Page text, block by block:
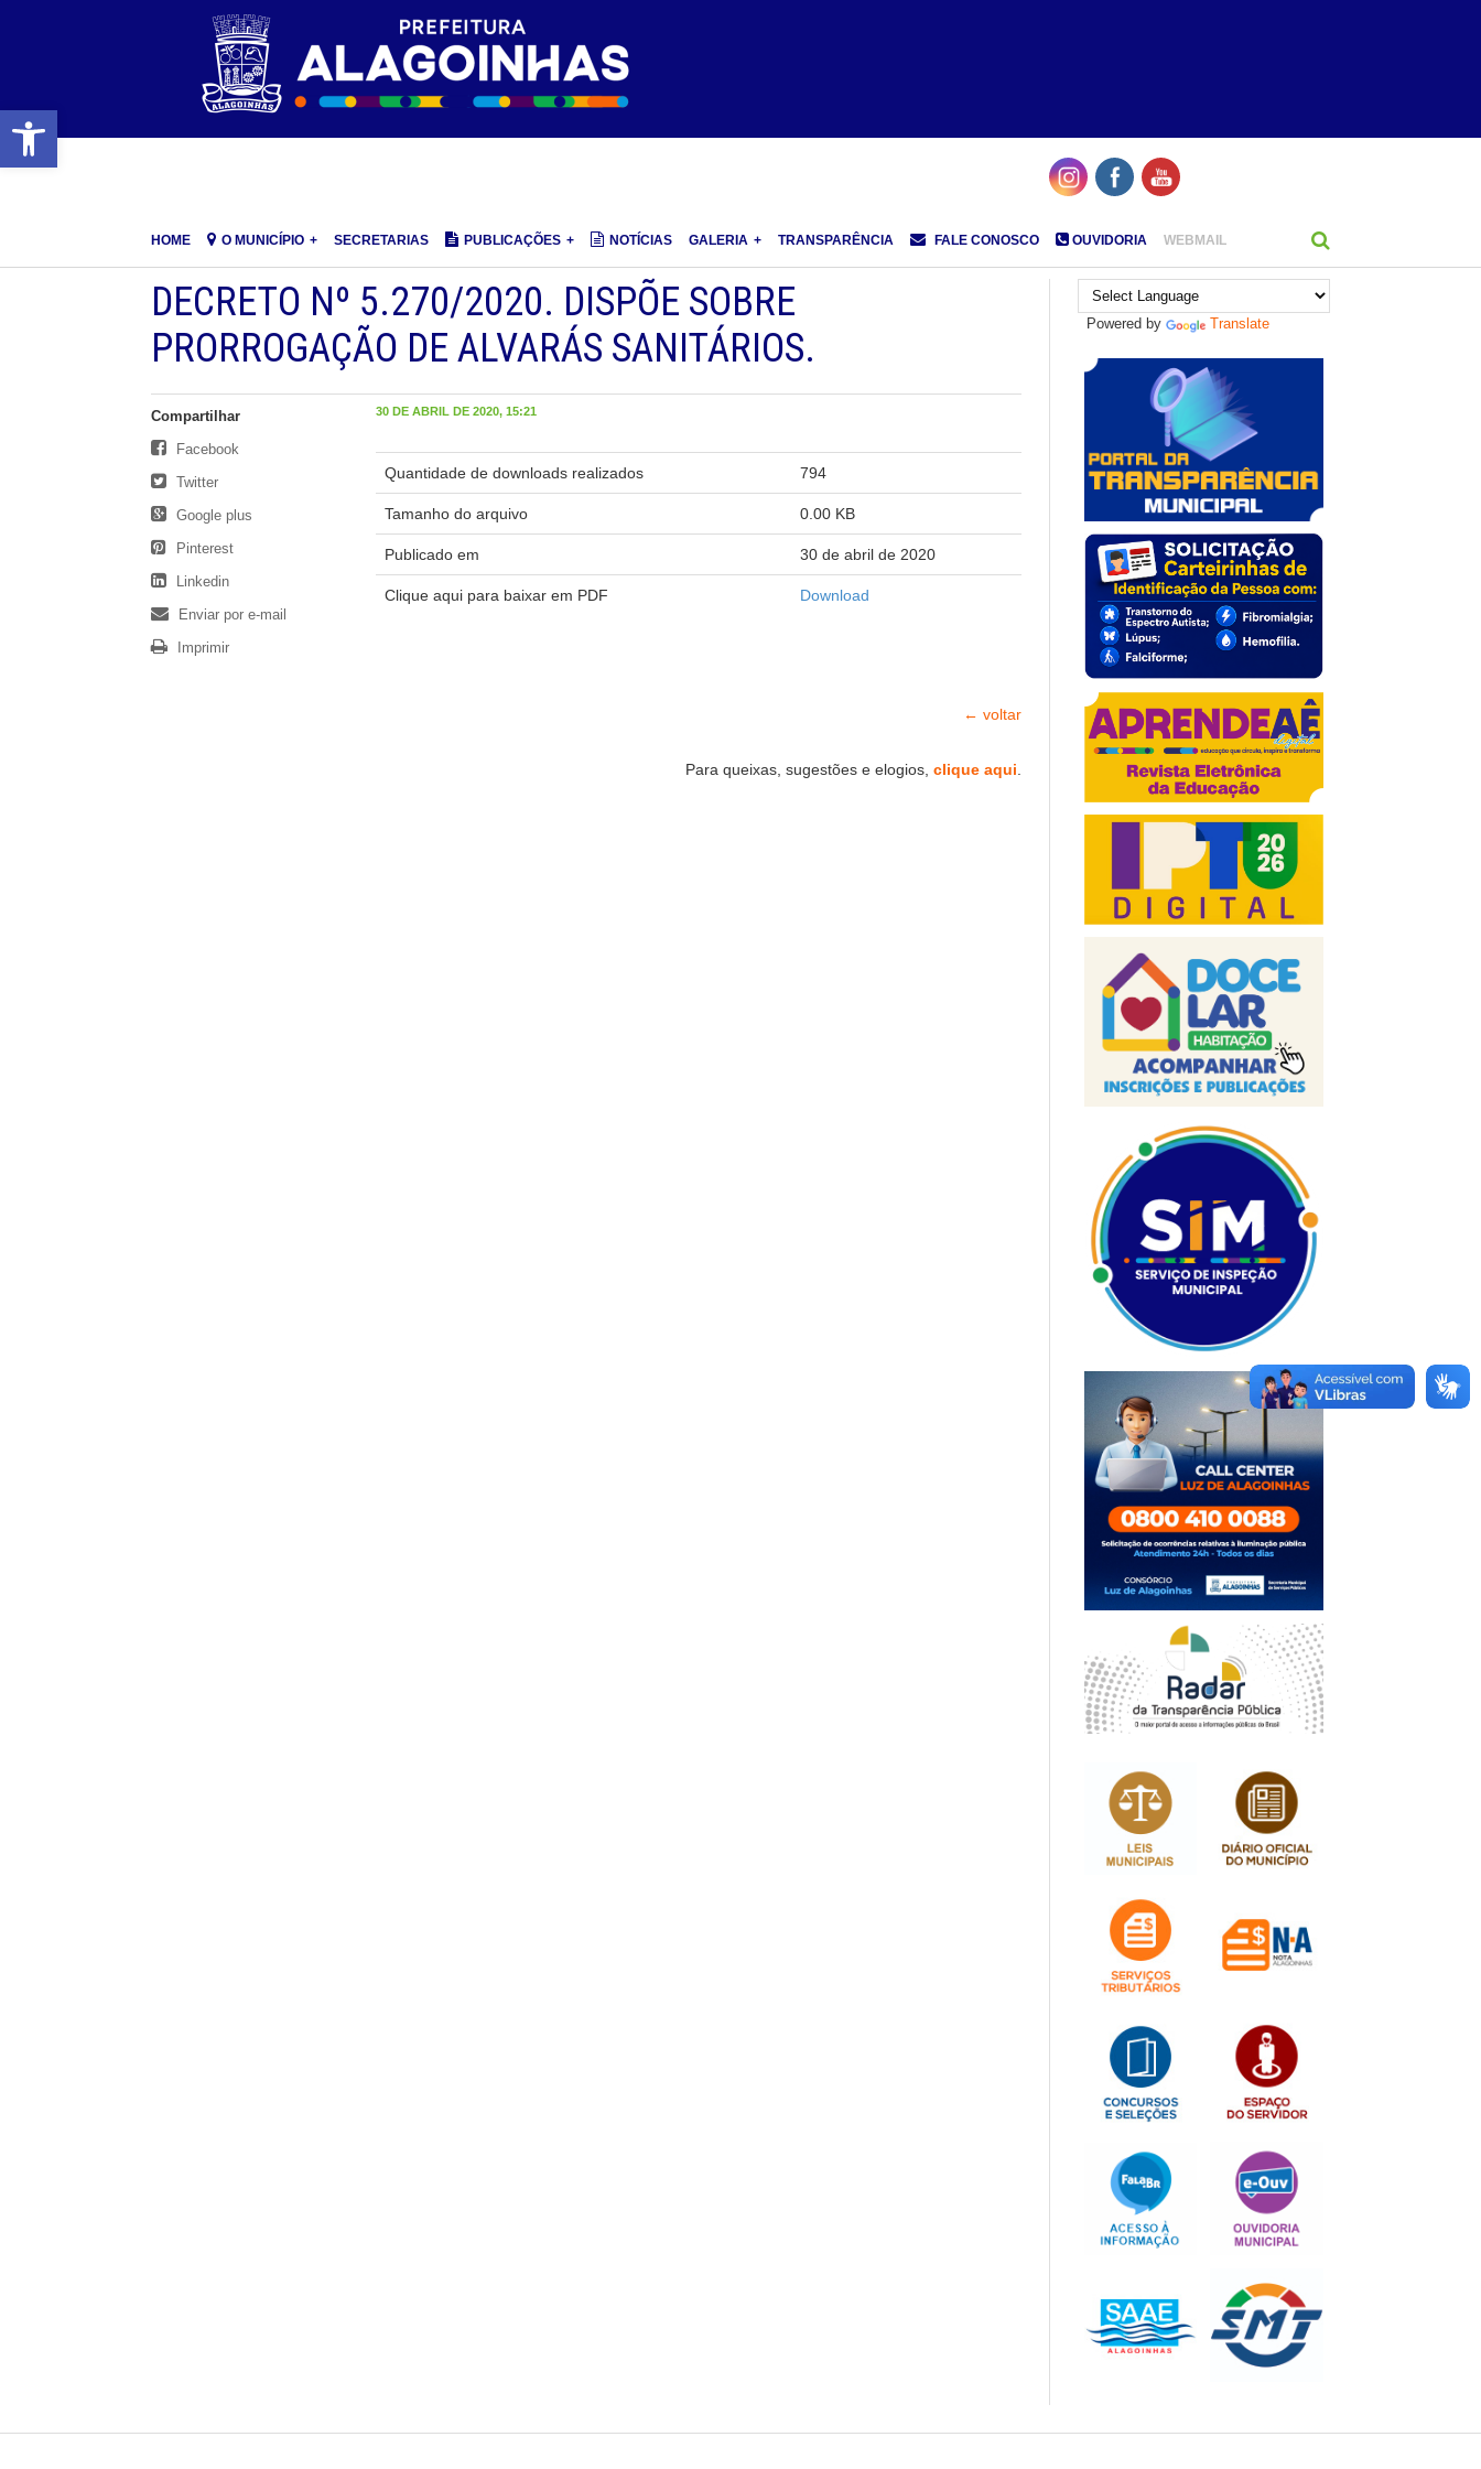
Barra de Ferramentas Aberta
HOME O MUNICÍPIO SECRETARIAS PUBLICAÇÕES NOTÍCIAS GALERIA TRANSPARÊNCIA FALE CONOSCO OUVIDORIA WEBMAIL
DECRETO Nº 5.270/2020. DISPÕE SOBRE
PRORROGAÇÃO DE ALVARÁS SANITÁRIOS.
30 DE ABRIL DE 2020, 15:21
Quantidade de downloads realizados 794
Tamanho do arquivo 0.00 KB
Publicado em 30 de abril de 2020
Clique aqui para baixar em PDF Download
← voltar
Para queixas, sugestões e elogios, clique aqui.
Compartilhar
Facebook
Twitter
Google plus
Pinterest
Linkedin
Enviar por e-mail
Imprimir
Powered by Translate